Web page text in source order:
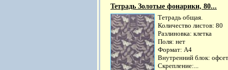
Тетрадь Золотые фонарики, 80...
Тетрадь общая.
Количество листов: 80
Разлиновка: клетка
Поля: нет
Формат: А4
Внутренний блок: офсет
Скрепление:...